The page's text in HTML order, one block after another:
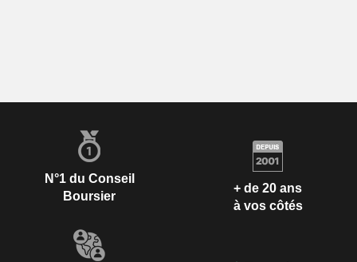
N°1 du Conseil
Boursier
+ de 20 ans
à vos côtés